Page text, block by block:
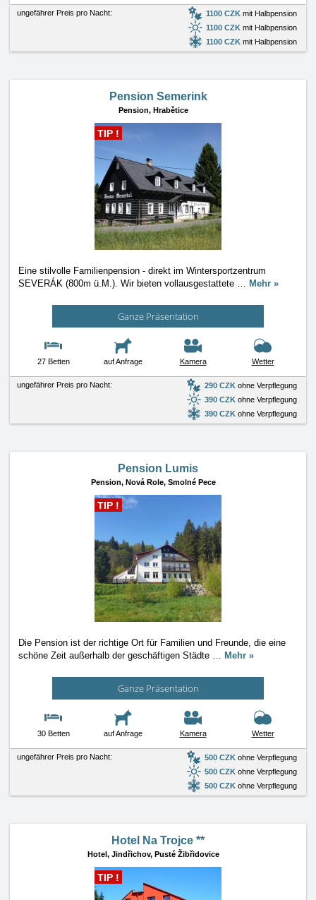
ungefährer Preis pro Nacht: 1100 CZK mit Halbpension
1100 CZK mit Halbpension
1100 CZK mit Halbpension
Pension Semerink
Pension, Hrabětice
TIP !
Eine stilvolle Familienpension - direkt im Wintersportzentrum
SEVERÁK (800m ü.M.). Wir bieten vollausgestattete … Mehr »
Ganze Präsentation
27 Betten auf Anfrage Kamera Wetter
ungefährer Preis pro Nacht: 290 CZK ohne Verpflegung
390 CZK ohne Verpflegung
390 CZK ohne Verpflegung
Pension Lumis
Pension, Nová Role, Smolné Pece
TIP !
Die Pension ist der richtige Ort für Familien und Freunde, die eine
schöne Zeit außerhalb der geschäftigen Städte … Mehr »
Ganze Präsentation
30 Betten auf Anfrage Kamera Wetter
ungefährer Preis pro Nacht: 500 CZK ohne Verpflegung
500 CZK ohne Verpflegung
500 CZK ohne Verpflegung
Hotel Na Trojce **
Hotel, Jindřichov, Pusté Žibřidovice
TIP !